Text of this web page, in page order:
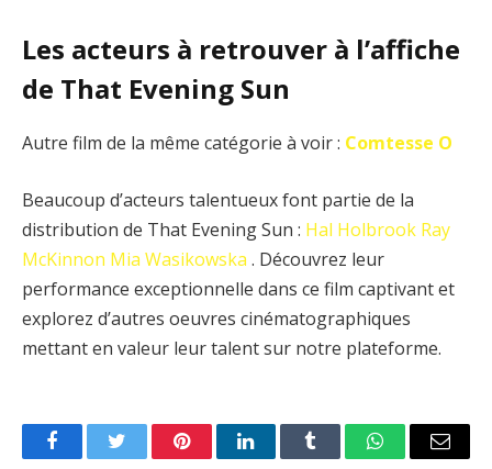
Les acteurs à retrouver à l’affiche
de That Evening Sun
Autre film de la même catégorie à voir : Comtesse O
Beaucoup d’acteurs talentueux font partie de la
distribution de That Evening Sun : Hal Holbrook Ray
McKinnon Mia Wasikowska . Découvrez leur
performance exceptionnelle dans ce film captivant et
explorez d’autres oeuvres cinématographiques
mettant en valeur leur talent sur notre plateforme.
FacebookTwitter PinterestLinkedInTumblr WhatsAppEmail